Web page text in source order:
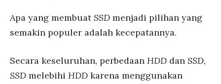
Apa yang membuatSSD menjadi pilihan yang
semakin populer adalah kecepatannya.
Secara keseluruhan, perbedaan HDD dan SSD,
SSD melebihi HDD karena menggunakan